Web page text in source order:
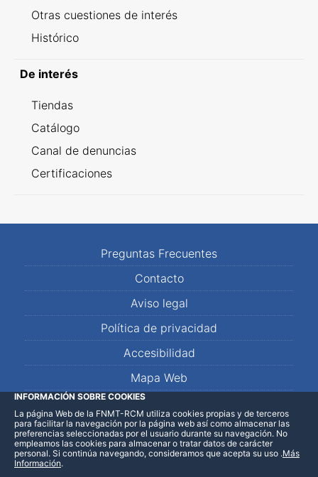
Otras cuestiones de interés
Histórico
De interés
Tiendas
Catálogo
Canal de denuncias
Certificaciones
Preguntas Frecuentes
Contacto
Aviso legal
Política de privacidad
Accesibilidad
Mapa Web
LinkedInFacebookWhatsApp
INFORMACIÓN SOBRE COOKIES
La página Web de la FNMT-RCM utiliza cookies propias y de terceros
para facilitar la navegación por la página web así como almacenar las
preferencias seleccionadas por el usuario durante su navegación. No
empleamos las cookies para almacenar o tratar datos de carácter
personal. Si continúa navegando, consideramos que acepta su uso .Más
Información.